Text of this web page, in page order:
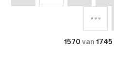
1570 van 1745